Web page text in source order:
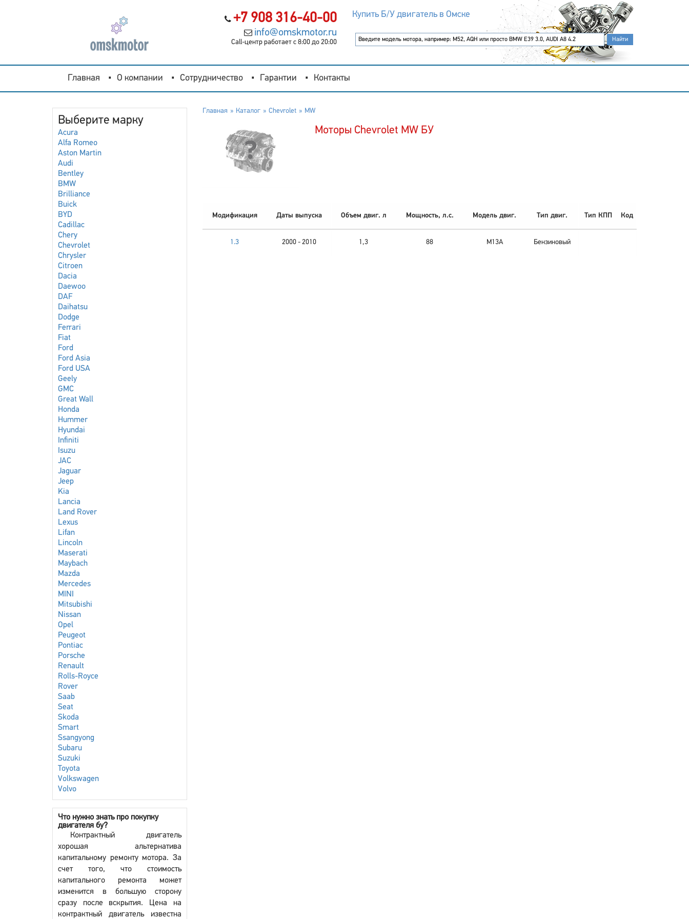
+7 908 316-40-00
info@omskmotor.ru
Call-центр работает с 8:00 до 20:00
Купить Б/У двигатель в Омске
Главная О компании Сотрудничество Гарантии Контакты
Выберите марку
Acura
Alfa Romeo
Aston Martin
Audi
Bentley
BMW
Brilliance
Buick
BYD
Cadillac
Chery
Chevrolet
Chrysler
Citroen
Dacia
Daewoo
DAF
Daihatsu
Dodge
Ferrari
Fiat
Ford
Ford Asia
Ford USA
Geely
GMC
Great Wall
Honda
Hummer
Hyundai
Infiniti
Isuzu
JAC
Jaguar
Jeep
Kia
Lancia
Land Rover
Lexus
Lifan
Lincoln
Maserati
Maybach
Mazda
Mercedes
MINI
Mitsubishi
Nissan
Opel
Peugeot
Pontiac
Porsche
Renault
Rolls-Royce
Rover
Saab
Seat
Skoda
Smart
Ssangyong
Subaru
Suzuki
Toyota
Volkswagen
Volvo
Что нужно знать про покупку
двигателя бу?
Контрактный двигатель
хорошая альтернатива
капитальному ремонту мотора. За
счет того, что стоимость
капитального ремонта может
изменится в большую сторону
сразу после вскрытия. Цена на
контрактный двигатель известна
Главная Каталог Chevrolet MW
Моторы Chevrolet MW БУ
Модификация Даты выпуска Объем двиг. л Мощность, л.с. Модель двиг. Тип двиг. Тип КПП Код
1.3 2000 - 2010 1,3 88 M13A Бензиновый